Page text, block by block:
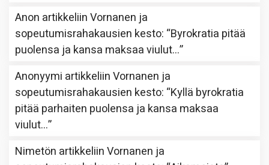
Anon artikkeliinVornanen ja
sopeutumisrahakausien kesto: “Byrokratia pitää
puolensa ja kansa maksaa viulut…”
Anonyymi artikkeliinVornanen ja
sopeutumisrahakausien kesto: “Kyllä byrokratia
pitää parhaiten puolensa ja kansa maksaa
viulut…”
Nimetön artikkeliinVornanen ja